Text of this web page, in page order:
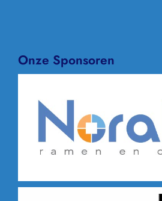
Onze Sponsoren